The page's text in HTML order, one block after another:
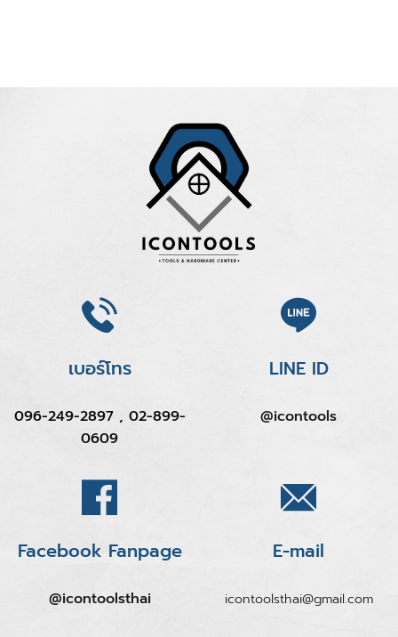
เบอร์โทร
096-249-2897 , 02-899-
0609
LINE ID
@icontools
Facebook Fanpage
@icontoolsthai
E-mail
icontoolsthai@gmail.com